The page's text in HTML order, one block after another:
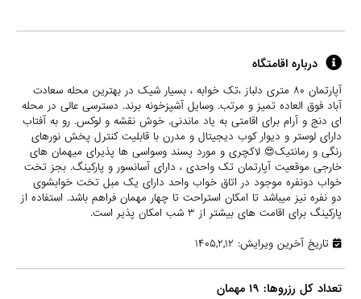
درباره اقامتگاه
آپارتمان ۸۰ متری دلباز ،تک خوابه ، بسیار شیک در بهترین محله سعادت
آباد فوق العاده تمیز و مرتب. وسایل آشپزخونه برند. دسترسی عالی در محله
ای دنج و آرام برای اقامتی به یاد ماندنی. خوش نقشه و لوکس. رو به آفتاب
دارای لوستر و دیوار کوب دیجیتال و مدرن با قابلیت کنترل پخش نورهای
رنگی و رمانتیک😍 لاکچری و مورد پسند وسواسی ها پذیرای میهمان های
خارجی موقعیت آپارتمان تک واحدی ، دارای آسانسور و پارکینگ. بجز تخت
خواب دونفره موجود در اتاق خواب واحد دارای یک مبل تخت خوابشوی
دو نفره نیز میباشد تا امکان استراحت تا چهار مهمان فراهم باشد. استفاده از
پارکینگ برای اقامت های بیشتر از ۳ شب امکان پذیر است.
تاریخ آخرین ویرایش: ۱۴۰۵,۲,۱۲
تعداد کل رزروها: ۱۹ مهمان